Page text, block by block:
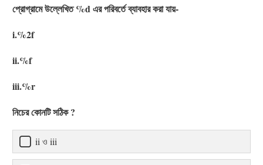
প্রোগ্রামে উল্লেখিত %d এর পরিবর্তে ব্যাবহার করা যায়-
i.%2f
ii.%f
iii.%r
নিচের কোনটি সঠিক ?
ii ও iii